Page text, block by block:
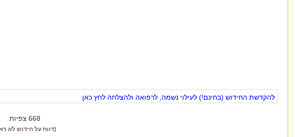
להקדשת החידוש (בחינם!) לעילוי נשמה, לרפואה ולהצלחה לחץ כאן
668 צפיות
(דווח על חידוש לא